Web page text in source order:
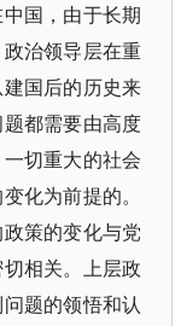
国，由于长期
治领导层在重
国后的历史来
都需要由高度
切重大的社会
化为前提的。
策的变化与党
相关。上层政
题的领悟和认